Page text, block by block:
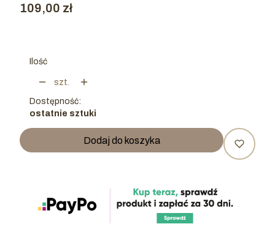
Cena
109,00 zł
Ilość
szt.
Dostępność:
ostatnie sztuki
Dodaj do koszyka